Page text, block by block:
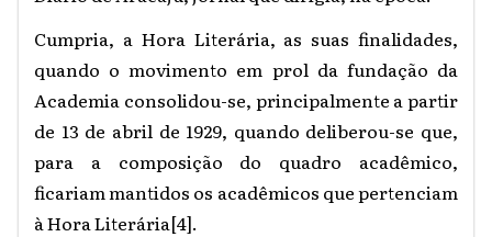
Cumpria, a Hora Literária, as suas finalidades,
quando o movimento em prol da fundação da
Academia consolidou-se, principalmente a partir
de 13 de abril de 1929, quando deliberou-se que,
para a composição do quadro acadêmico,
ficariam mantidos os acadêmicos que pertenciam
à Hora Literária[4].